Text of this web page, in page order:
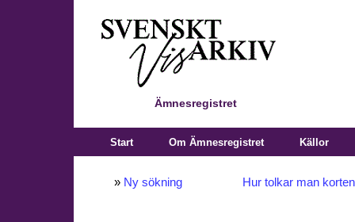
Ämnesregistret
Start Om Ämnesregistret Källor
» Ny sökning Hur tolkar man